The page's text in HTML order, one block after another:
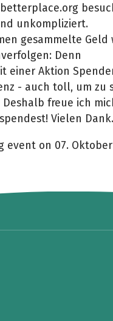
unkompliziert.
gesammelte Geld
Denn
einer Aktion
- auch toll, um zu
freue ich
Vielen Dank.
on 07. Oktober
Share
Help to